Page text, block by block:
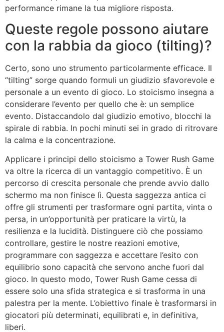
performance rimane la tua migliore risposta.
Queste regole possono aiutare
con la rabbia da gioco (tilting)?
Certo, sono uno strumento particolarmente efficace. Il
“tilting” sorge quando formuli un giudizio sfavorevole e
personale a un evento di gioco. Lo stoicismo insegna a
considerare l’evento per quello che è: un semplice
evento. Distaccandolo dal giudizio emotivo, blocchi la
spirale di rabbia. In pochi minuti sei in grado di ritrovare
la calma e la concentrazione.
Applicare i principi dello stoicismo a Tower Rush Game
va oltre la ricerca di un vantaggio competitivo. È un
percorso di crescita personale che prende avvio dallo
schermo ma non finisce lì. Questa saggezza antica ci
offre gli strumenti per trasformare ogni partita, vinta o
persa, in un’opportunità per praticare la virtù, la
resilienza e la lucidità. Distinguere ciò che possiamo
controllare, gestire le nostre reazioni emotive,
programmare con saggezza e accettare l’esito con
equilibrio sono capacità che servono anche fuori dal
gioco. In questo modo, Tower Rush Game cessa di
essere solo una sfida strategica e si trasforma in una
palestra per la mente. L’obiettivo finale è trasformarsi in
giocatori più determinati, equilibrati e, in definitiva,
liberi.